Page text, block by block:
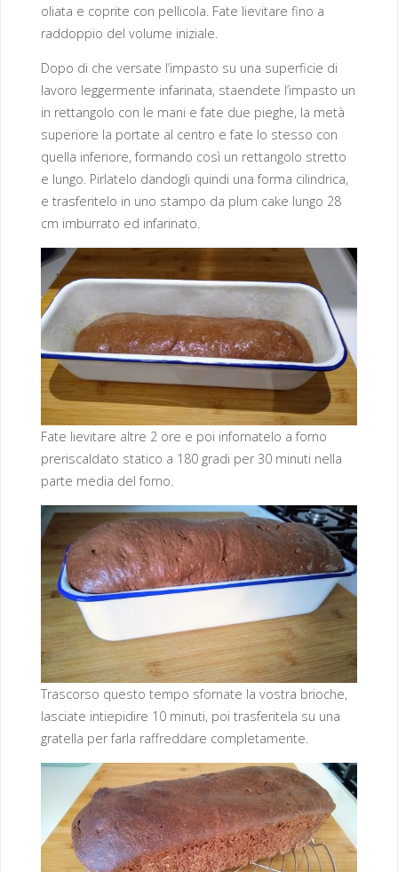
oliata e coprite con pellicola. Fate lievitare fino a
raddoppio del volume iniziale.
Dopo di che versate l’impasto su una superficie di
lavoro leggermente infarinata, staendete l’impasto un
in rettangolo con le mani e fate due pieghe, la metà
superiore la portate al centro e fate lo stesso con
quella inferiore, formando così un rettangolo stretto
e lungo. Pirlatelo dandogli quindi una forma cilindrica,
e trasferitelo in uno stampo da plum cake lungo 28
cm imburrato ed infarinato.
Fate lievitare altre 2 ore e poi infornatelo a forno
preriscaldato statico a 180 gradi per 30 minuti nella
parte media del forno.
Trascorso questo tempo sfornate la vostra brioche,
lasciate intiepidire 10 minuti, poi trasferitela su una
gratella per farla raffreddare completamente.